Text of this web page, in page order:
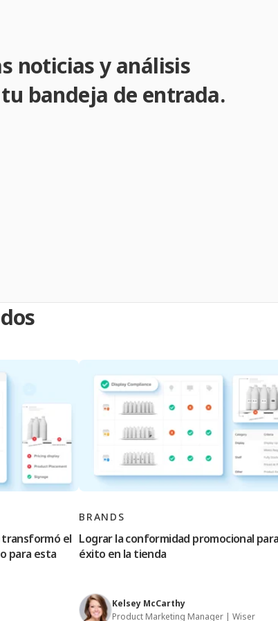
noticias y análisis
bandeja de entrada.
transformó el
para esta
BRANDS
Lograr la conformidad promocional
éxito en la tienda
Kelsey McCarthy
Product Marketing Manager | Wiser